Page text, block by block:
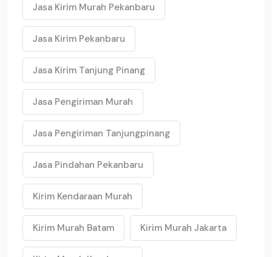
Jasa Kirim Murah Pekanbaru
Jasa Kirim Pekanbaru
Jasa Kirim Tanjung Pinang
Jasa Pengiriman Murah
Jasa Pengiriman Tanjungpinang
Jasa Pindahan Pekanbaru
Kirim Kendaraan Murah
Kirim Murah Batam Kirim Murah Jakarta